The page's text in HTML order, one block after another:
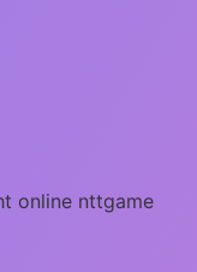
online nttgame